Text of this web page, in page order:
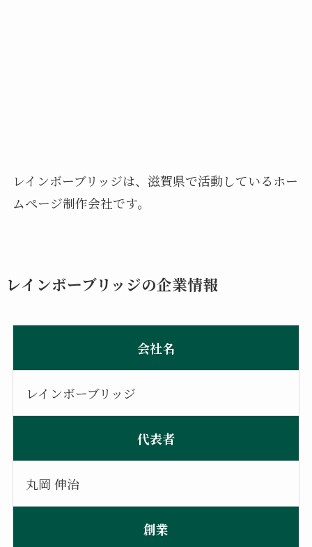
レインボーブリッジは、滋賀県で活動しているホー
ムページ制作会社です。
レインボーブリッジの企業情報
会社名
レインボーブリッジ
代表者
丸岡 伸治
創業